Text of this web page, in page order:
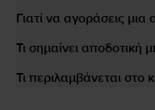
Γιατί να αγοράσεις
Τι σημαίνει αποδοτική
Τι περιλαμβάνεται στο